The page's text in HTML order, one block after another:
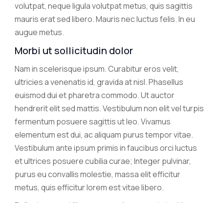
volutpat, neque ligula volutpat metus, quis sagittis
mauris erat sed libero. Mauris nec luctus felis. In eu
augue metus.
Morbi ut sollicitudin dolor
Nam in scelerisque ipsum. Curabitur eros velit,
ultricies a venenatis id, gravida at nisl. Phasellus
euismod dui et pharetra commodo. Ut auctor
hendrerit elit sed mattis. Vestibulum non elit vel turpis
fermentum posuere sagittis ut leo. Vivamus
elementum est dui, ac aliquam purus tempor vitae.
Vestibulum ante ipsum primis in faucibus orci luctus
et ultrices posuere cubilia curae; Integer pulvinar,
purus eu convallis molestie, massa elit efficitur
metus, quis efficitur lorem est vitae libero.